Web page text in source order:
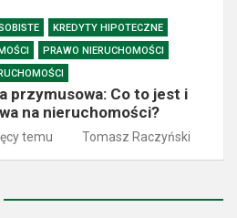
KREDYTY HIPOTECZNE
PRAWO NIERUCHOMOŚCI
przymusowa: Co to jest i
na nieruchomości?
temu Tomasz Raczyński